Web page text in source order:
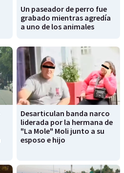
Un paseador de perro fue
grabado mientras agredía
a uno de los animales
Desarticulan banda narco
liderada por la hermana de
"La Mole" Moli junto a su
esposo e hijo